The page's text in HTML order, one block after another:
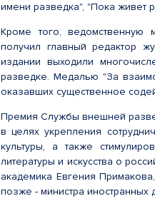
имени разведка", "Пока живет
Кроме того,
получил главный редактор
издании выходили
разведке. Медалью "За
оказавших существенное
Премия Службы внешней
в целях укрепления
культуры, а также
литературы и искусства о
академика Евгения
позже - министра иностранных